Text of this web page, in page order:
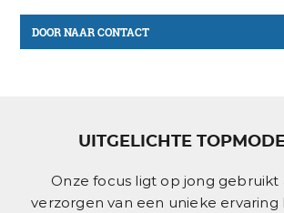
DOOR NAAR CONTACT
UITGELICHTE
Onze focus ligt op jong gebruikt
verzorgen van een unieke